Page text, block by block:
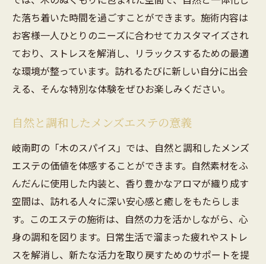
た落ち着いた時間を過ごすことができます。施術内容は
お客様一人ひとりのニーズに合わせてカスタマイズされ
ており、ストレスを解消し、リラックスするための最適
な環境が整っています。訪れるたびに新しい自分に出会
える、そんな特別な体験をぜひお楽しみください。
自然と調和したメンズエステの意義
岐南町の「木のスパイス」では、自然と調和したメンズ
エステの価値を体感することができます。自然素材をふ
んだんに使用した内装と、香り豊かなアロマが織り成す
空間は、訪れる人々に深い安心感と癒しをもたらしま
す。このエステの施術は、自然の力を活かしながら、心
身の調和を図ります。日常生活で溜まった疲れやストレ
スを解消し、新たな活力を取り戻すためのサポートを提